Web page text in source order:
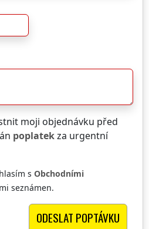
moji objednávku před
poplatekza urgentní
s Obchodními
seznámen.